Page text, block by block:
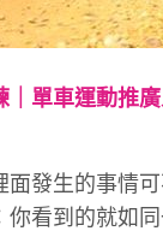
單車運動推
發生的事情
看到的就如